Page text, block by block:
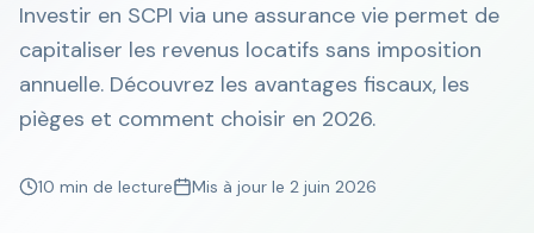
Investir en SCPI via une assurance vie permet de
capitaliser les revenus locatifs sans imposition
annuelle. Découvrez les avantages fiscaux, les
pièges et comment choisir en 2026.
10 min de lecture Mis à jour le 2 juin 2026